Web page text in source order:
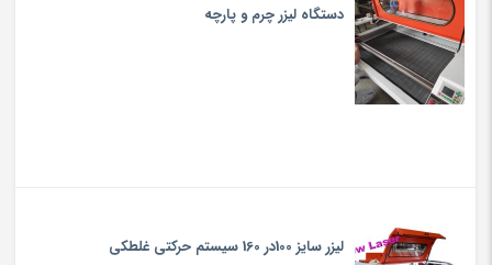
دستگاه لیزر چرم و پارچه
لیزر سایز 100در 160 سیستم حرکتی غلطکی